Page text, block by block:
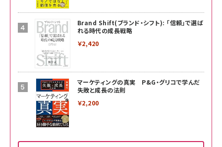
Brand Shift(ブランド・シフト): 「信頼」で選ば
れる時代の成長戦略
￥2,420
マーケティングの真実 P&G・グリコで学んだ
失敗と成長の法則
￥2,200